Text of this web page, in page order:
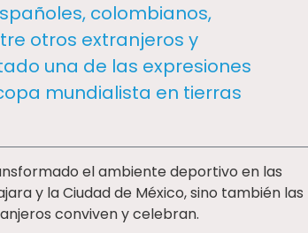
colombianos,
otros extranjeros y
una de las expresiones
mundialista en tierras
el ambiente deportivo en las
y la Ciudad de México, sino también las
conviven y celebran.